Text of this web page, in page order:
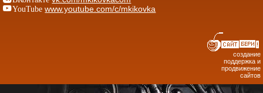
YouTube www.youtube.com/c/mkikovka
создание
поддержка и
продвижение
сайтов